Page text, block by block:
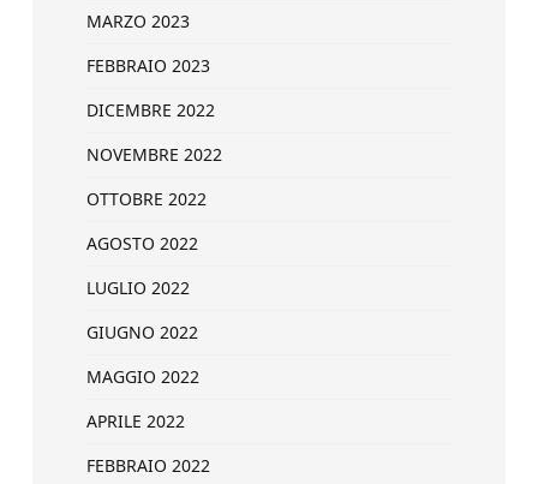
MARZO 2023
FEBBRAIO 2023
DICEMBRE 2022
NOVEMBRE 2022
OTTOBRE 2022
AGOSTO 2022
LUGLIO 2022
GIUGNO 2022
MAGGIO 2022
APRILE 2022
FEBBRAIO 2022